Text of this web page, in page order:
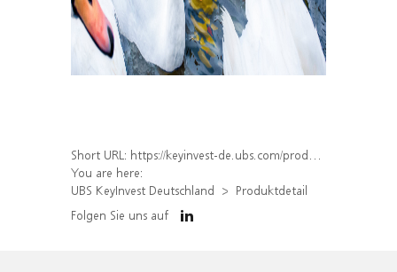
Short URL: https://keyinvest-de.ubs.com/produkt/detail/index/isin/DE000WA4XAA5
You are here:
UBS KeyInvest Deutschland
Produktdetail
Folgen Sie uns auf